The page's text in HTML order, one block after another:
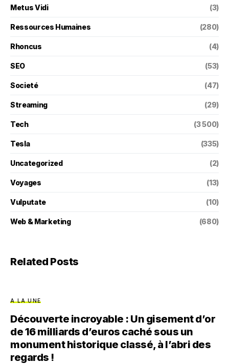
Metus Vidi (3)
Ressources Humaines (280)
Rhoncus (4)
SEO (53)
Societé (47)
Streaming (29)
Tech (3 500)
Tesla (335)
Uncategorized (2)
Voyages (13)
Vulputate (10)
Web & Marketing (680)
Related Posts
A LA UNE
Découverte incroyable : Un gisement d’or
de 16 milliards d’euros caché sous un
monument historique classé, à l’abri des
regards !